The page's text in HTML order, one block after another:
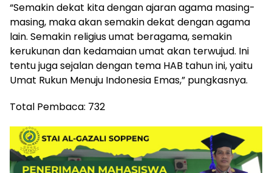
“Semakin dekat kita dengan ajaran agama masing-
masing, maka akan semakin dekat dengan agama
lain. Semakin religius umat beragama, semakin
kerukunan dan kedamaian umat akan terwujud. Ini
tentu juga sejalan dengan tema HAB tahun ini, yaitu
Umat Rukun Menuju Indonesia Emas,” pungkasnya.
Total Pembaca: 732